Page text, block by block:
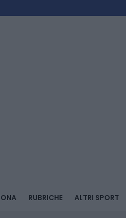
RUBRICHE ALTRI SPORT